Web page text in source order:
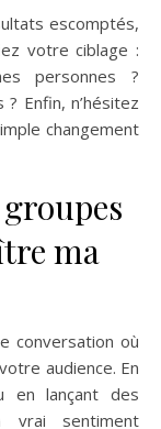
escomptés,
votre ciblage :
personnes ?
Enfin, n’hésitez
changement
ma
conversation où
audience. En
en lançant des
vrai sentiment